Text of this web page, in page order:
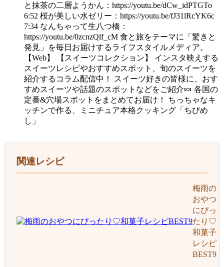
と抹茶の二層ようかん：https://youtu.be/dCw_idPTGTo
6:52 桜が美しい水ゼリー：https://youtu.be/fJ31lRcYK6c
7:34 なんちゃって生八つ橋：
https://youtu.be/0zcnzQlf_cM 食と旅をテーマに「驚きと
発見」を毎日お届けするライフスタイルメディア。
【Web】 【スイーツコレクション】 インスタ映えする
スイーツレシピやおすすめスポット、旬のスイーツを
紹介するコラム配信中！ スイーツ好きの皆様に、おす
すめスイーツや話題のスポットなどをご紹介🍬 各国の
定番&穴場スポットをまとめてお届け！ ちっちゃなキ
ッチンで作る、ミニチュア本格クッキング「ちびめ
し」
関連レシピ
梅雨の
おやつ
にぴっ
たり♡
和菓子
レシピ
BEST9